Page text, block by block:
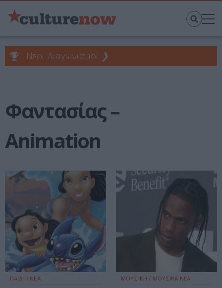
Νέοι Διαγωνισμοί ❯
Φαντασίας –
Animation
ΠΑΙΔΙ / ΝΕΑ ΜΟΥΣΙΚΗ / ΜΟΥΣΙΚΑ ΝΕΑ